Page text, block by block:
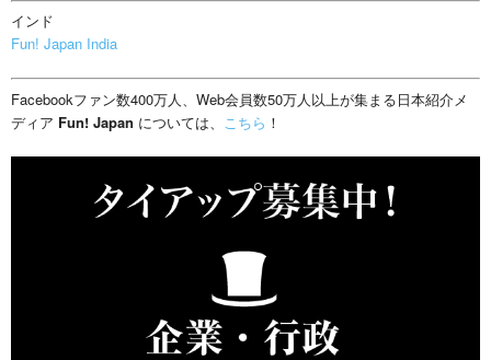
インド
Fun! Japan India
Facebookファン数400万人、Web会員数50万人以上が集まる日本紹介メ
ディア Fun! Japan については、 こちら ！